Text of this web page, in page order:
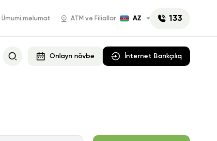
Ümumi məlumat ATM və Filiallar AZ 133
Onlayn növbə İnternet Bankçılıq